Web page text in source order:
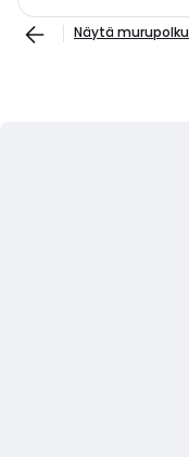
Näytä murupolku